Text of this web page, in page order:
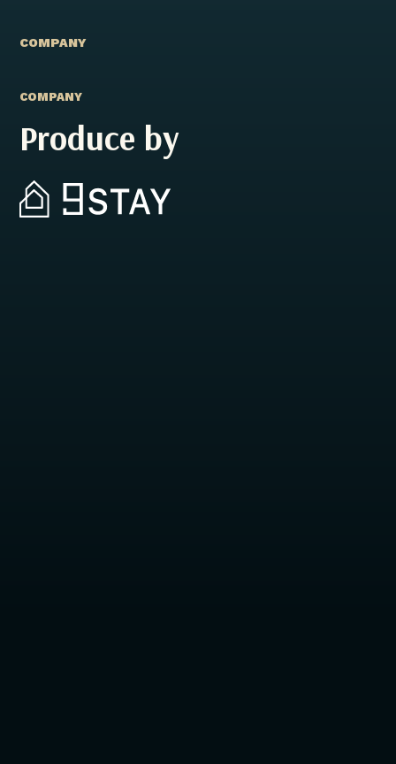
COMPANY
COMPANY
Produce by